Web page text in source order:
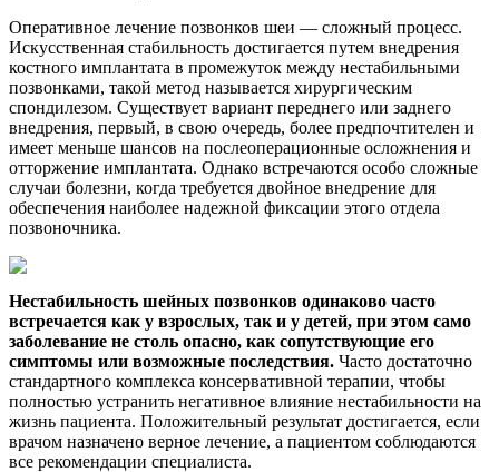
Оперативное лечение позвонков шеи — сложный процесс.
Искусственная стабильность достигается путем внедрения
костного имплантата в промежуток между нестабильными
позвонками, такой метод называется хирургическим
спондилезом. Существует вариант переднего или заднего
внедрения, первый, в свою очередь, более предпочтителен и
имеет меньше шансов на послеоперационные осложнения и
отторжение имплантата. Однако встречаются особо сложные
случаи болезни, когда требуется двойное внедрение для
обеспечения наиболее надежной фиксации этого отдела
позвоночника.
Нестабильность шейных позвонков одинаково часто
встречается как у взрослых, так и у детей, при этом само
заболевание не столь опасно, как сопутствующие его
симптомы или возможные последствия. Часто достаточно
стандартного комплекса консервативной терапии, чтобы
полностью устранить негативное влияние нестабильности на
жизнь пациента. Положительный результат достигается, если
врачом назначено верное лечение, а пациентом соблюдаются
все рекомендации специалиста.